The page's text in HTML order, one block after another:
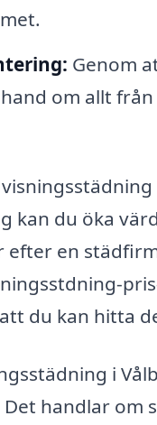
Genom
om allt
kan du öka
efter en
du kan hitta
i
handlar